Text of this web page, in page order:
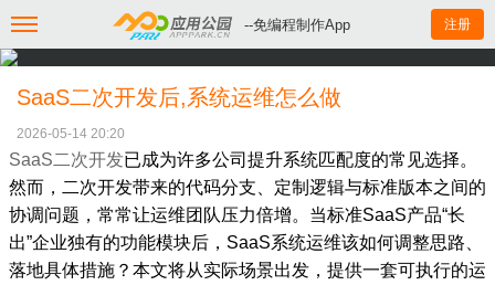
--免编程制作App 注册
SaaS二次开发后,系统运维怎么做
2026-05-14 20:20
SaaS二次开发已成为许多公司提升系统匹配度的常见选择。
然而，二次开发带来的代码分支、定制逻辑与标准版本之间的
协调问题，常常让运维团队压力倍增。当标准SaaS产品“长
出”企业独有的功能模块后，SaaS系统运维该如何调整思路、
落地具体措施？本文将从实际场景出发，提供一套可执行的运